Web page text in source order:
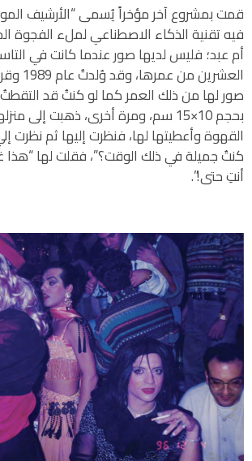
قمت بمشروع آخر مؤخراً يُسمى “الأرشيف
فيه تقنية الذكاء الاصطناعي لملء الفجوة
أم عبد؛ فليس لديها صور عندما كانت في
صور لها من ذلك العمر كما لو كنتُ قد
بحجم 10×15 سم، ومرة أخرى، ذهبت إلى
القهوة وأعطيتها لها، فنظرت إليها ثم نظرت
كنتُ جميلة في ذلك الوقت؟”، فقلت لها
أنتِ حتى!”.